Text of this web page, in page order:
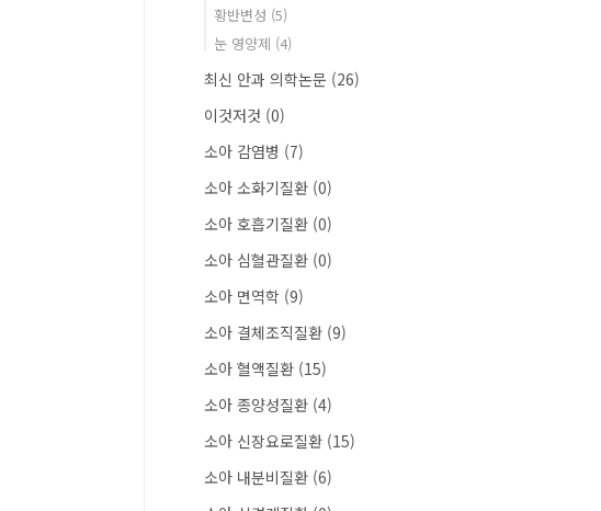
황반변성 (5)
눈 영양제 (4)
최신 안과 의학논문 (26)
이것저것 (0)
소아 감염병 (7)
소아 소화기질환 (0)
소아 호흡기질환 (0)
소아 심혈관질환 (0)
소아 면역학 (9)
소아 결체조직질환 (9)
소아 혈액질환 (15)
소아 종양성질환 (4)
소아 신장요로질환 (15)
소아 내분비질환 (6)